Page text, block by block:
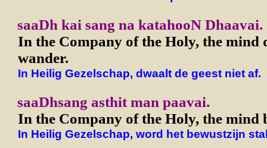
saaDh kai sang na katahooN Dhaavai.
In the Company of the Holy, the mind
wander.
In Heilig Gezelschap, dwaalt de geest niet af.
saaDhsang asthit man paavai.
In the Company of the Holy, the mind
In Heilig Gezelschap, word het bewustzijn